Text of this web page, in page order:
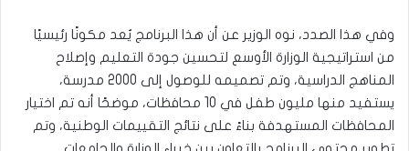
وفي هذا الصدد، نوه الوزير عن أن هذا البرنامج يُعد مكونًا رئيسيًا
من استراتيجية الوزارة الأوسع لتحسين جودة التعليم وإصلاح
المناهج الدراسية، وتم تصميمه للوصول إلى 2000 مدرسة،
يستفيد منها مليون طفل في 10 محافظات، موضحًا أنه تم اختيار
المحافظات المستهدفة بناءً على نتائج التقييمات الوطنية، وتم